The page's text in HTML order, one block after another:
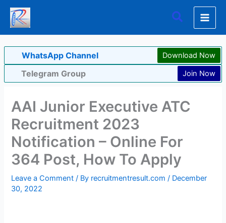
Skip
content
Search
WhatsApp Channel Download Now
Telegram Group Join Now
AAI Junior Executive ATC
Recruitment 2023
Notification – Online For
364 Post, How To Apply
Leave a Comment / By recruitmentresult.com/ December
30, 2022